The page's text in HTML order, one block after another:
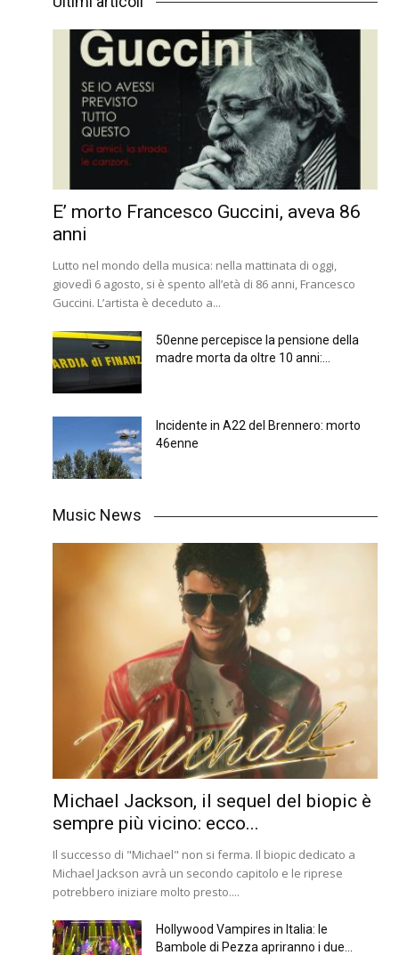
E’ morto Francesco Guccini, aveva 86
anni
Lutto nel mondo della musica: nella mattinata di oggi,
giovedì 6 agosto, si è spento all’età di 86 anni, Francesco
Guccini. L’artista è deceduto a...
50enne percepisce la pensione della
madre morta da oltre 10 anni:...
Incidente in A22 del Brennero: morto
46enne
Music News
Michael Jackson, il sequel del biopic è
sempre più vicino: ecco...
Il successo di "Michael" non si ferma. Il biopic dedicato a
Michael Jackson avrà un secondo capitolo e le riprese
potrebbero iniziare molto presto....
Hollywood Vampires in Italia: le
Bambole di Pezza apriranno i due...